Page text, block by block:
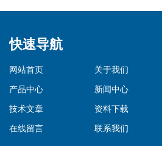
快速导航
网站首页
关于我们
产品中心
新闻中心
技术文章
资料下载
在线留言
联系我们